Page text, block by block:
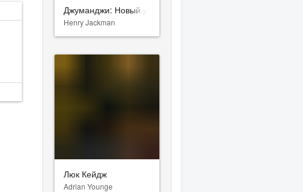
Джуманджи: Новый уровень
Henry Jackman
Люк Кейдж
Adrian Younge